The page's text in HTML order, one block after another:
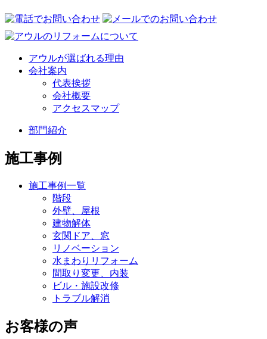
アウルが選ばれる理由
会社案内
代表挨拶
会社概要
アクセスマップ
部門紹介
施工事例
施工事例一覧
階段
外壁、屋根
建物解体
玄関ドア、窓
リノベーション
水まわりリフォーム
間取り変更、内装
ビル・施設改修
トラブル解消
お客様の声